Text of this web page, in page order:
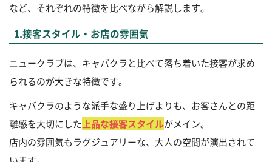
など、それぞれの特徴を比べながら解説します。
1.接客スタイル・お店の雰囲気
ニュークラブは、キャバクラと比べて落ち着いた接客が求め
られるのが大きな特徴です。
キャバクラのような派手な盛り上げよりも、お客さんとの距
離感を大切にした 上品な接客スタイルがメイン。
店内の雰囲気もラグジュアリーな、大人の空間が演出されて